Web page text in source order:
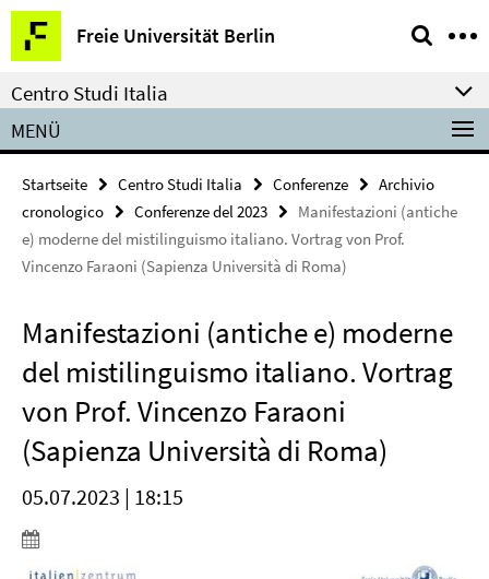
Springe
direkt
zu
Inhalt
Freie Universität Berlin
Service-
Navigation
Centro Studi Italia
MENÜ
Startseite Centro Studi Italia Conferenze
Archivio
cronologico
Conferenze del 2023
Manifestazioni (antiche
e) moderne del mistilinguismo italiano. Vortrag von Prof.
Vincenzo Faraoni (Sapienza Università di Roma)
Manifestazioni (antiche e) moderne
del mistilinguismo italiano. Vortrag
von Prof. Vincenzo Faraoni
(Sapienza Università di Roma)
05.07.2023 | 18:15